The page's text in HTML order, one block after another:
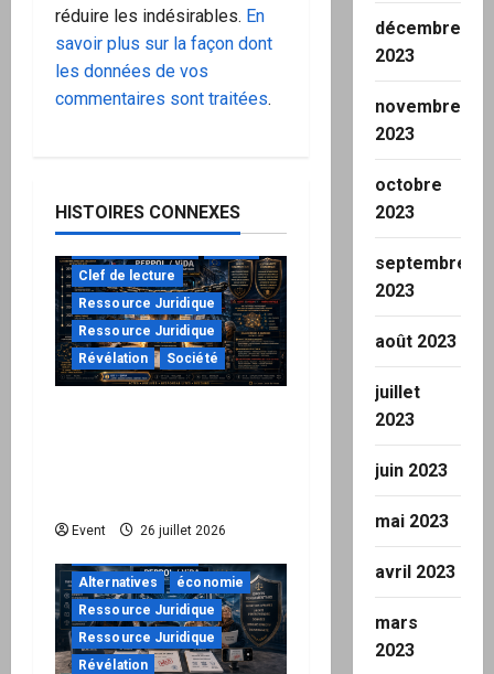
réduire les indésirables. En
savoir plus sur la façon dont
les données de vos
commentaires sont traitées.
HISTOIRES CONNEXES
Clef de lecture
Ressource Juridique
Ressource Juridique
Révélation
Société
Event 26 juillet 2026
"URGENT"
Alternatives
économie
Ressource Juridique
Ressource Juridique
Révélation
décembre
2023
novembre
2023
octobre
2023
septembre
2023
août 2023
juillet
2023
juin 2023
mai 2023
avril 2023
mars
2023